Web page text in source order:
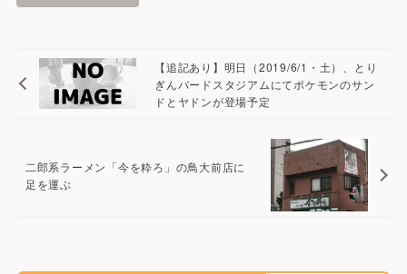
e
【追記あり】明日（2019/6/1・土）、とり
ぎんバードスタジアムにてポケモンのサン
ドとヤドンが登場予定
二郎系ラーメン「今を粋ろ」の鳥大前店に
足を運ぶ